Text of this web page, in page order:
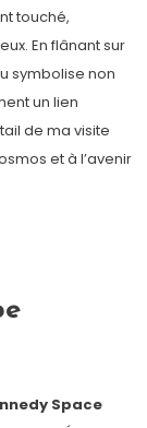
touché,
En flânant sur
symbolise non
un lien
de ma visite
et à l’avenir
Space